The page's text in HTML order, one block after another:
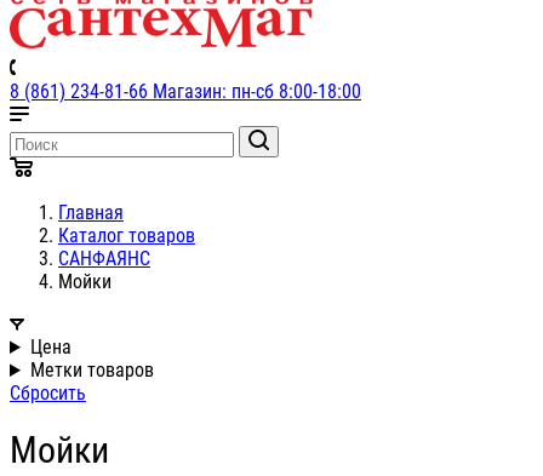
8 (861) 234-81-66 Магазин: пн-сб 8:00-18:00
Главная
Каталог товаров
САНФАЯНС
Мойки
Цена
Метки товаров
Сбросить
Мойки